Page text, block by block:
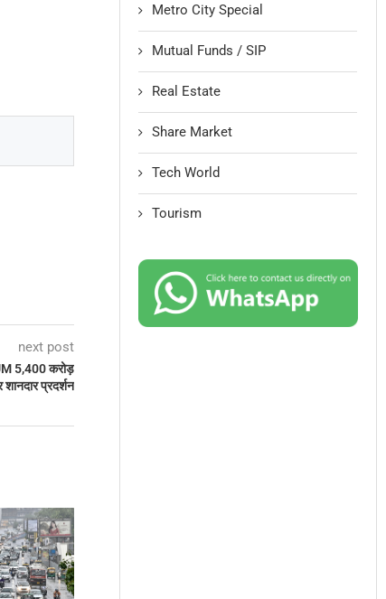
next post
5,400 करोड़
प्रदर्शन
Metro City Special
Mutual Funds / SIP
Real Estate
Share Market
Tech World
Tourism